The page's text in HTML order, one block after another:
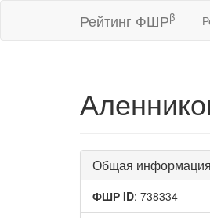
Рейтинг ФШРβ
Общая информация
ФШР ID: 738334